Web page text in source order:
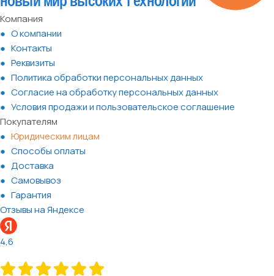
Компания
О компании
Контакты
Реквизиты
Политика обработки персональных данных
Согласие на обработку персональных данных
Условия продажи и пользовательское соглашение
Покупателям
Юридическим лицам
Способы оплаты
Доставка
Самовывоз
Гарантия
Отзывы на Яндексе
4,6